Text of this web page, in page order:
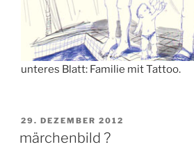
unteres Blatt: Familie mit Tattoo.
VERÖFFENTLICHT
AM
29. DEZEMBER 2012
märchenbild ?